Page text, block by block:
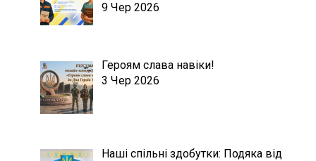
9 Чер 2026
Героям слава навіки!
3 Чер 2026
Наші спільні здобутки: Подяка від